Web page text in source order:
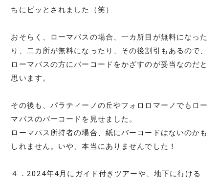
ちにピッとされました（笑）
おそらく、ローマパスの場合、一カ所目が無料になった
り、二カ所が無料になったり、その後割引もあるので、
ローマパスの方にバーコードをかざすのが妥当なのだと
思います。
その後も、パラティーノの丘やフォロロマーノでもロー
マパスのバーコードを見せました。
ローマパス所持者の場合、紙にバーコードはないのかも
しれません。いや、本当にありませんでした！
４．2024年4月にガイド付きツアーや、地下に行ける